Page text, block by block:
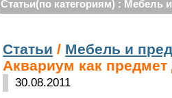
Статьи(по категориям) : Мебель
Статьи / Мебель и
Аквариум как предмет
30.08.2011